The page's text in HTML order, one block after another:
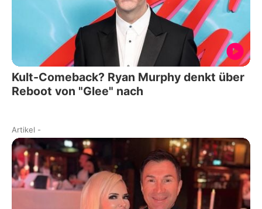
Kult-Comeback? Ryan Murphy denkt über
Reboot von "Glee" nach
Artikel -